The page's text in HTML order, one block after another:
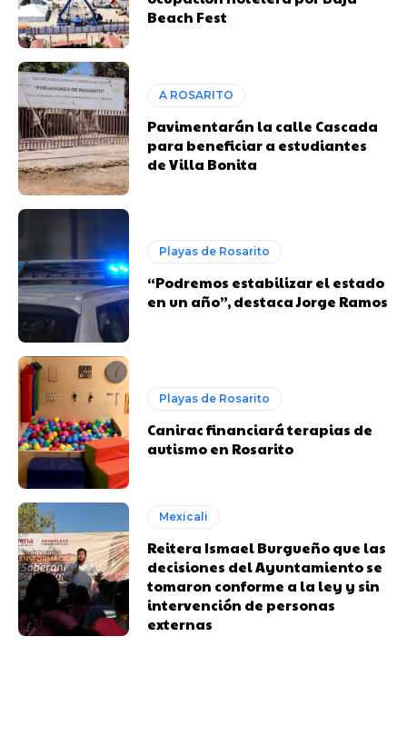
Beach Fest
A ROSARITO
Pavimentarán la calle Cascada
para beneficiar a estudiantes
de Villa Bonita
Playas de Rosarito
“Podremos estabilizar el estado
en un año”, destaca Jorge Ramos
Playas de Rosarito
Canirac financiará terapias de
autismo en Rosarito
Mexicali
Reitera Ismael Burgueño que las
decisiones del Ayuntamiento se
tomaron conforme a la ley y sin
intervención de personas
externas